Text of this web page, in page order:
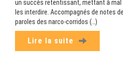
un succès retentissant, mettant à
les interdire. Accompagnés de notes
paroles des narco-corridos (…)
Lire la suite